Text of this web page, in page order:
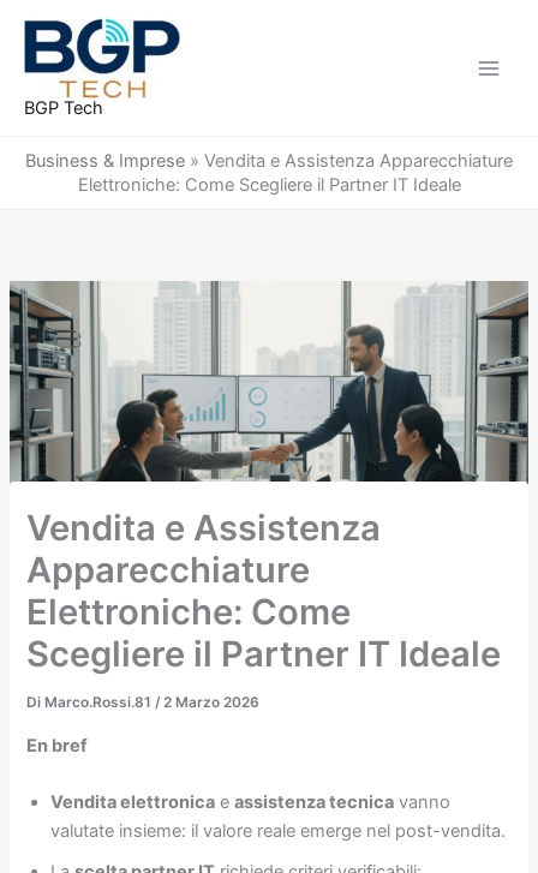
contenuto
BGP Tech
Business & Imprese » Vendita e Assistenza Apparecchiature
Elettroniche: Come Scegliere il Partner IT Ideale
Vendita e Assistenza
Apparecchiature
Elettroniche: Come
Scegliere il Partner IT Ideale
Di Marco.Rossi.81/2 Marzo 2026
En bref
Vendita elettronica eassistenza tecnica vanno
valutate insieme: il valore reale emerge nel post-vendita.